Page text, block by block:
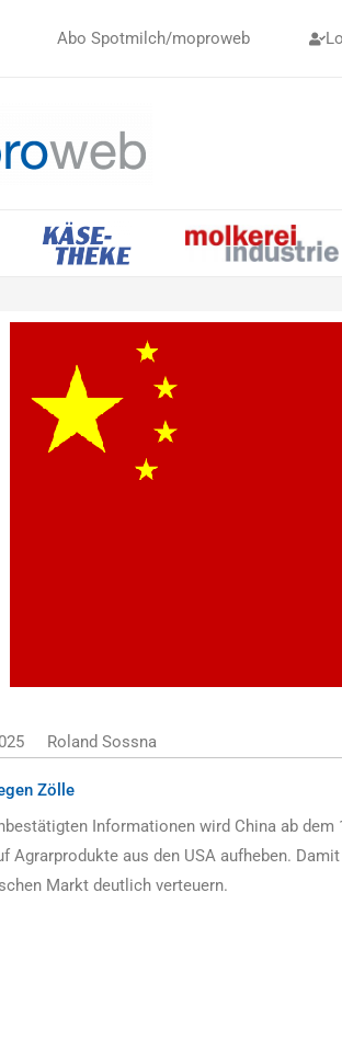
Abo Spotmilch/moproweb
Roland Sossna
Zölle
Informationen wird China ab dem
Agrarprodukte aus den USA aufheben.
Markt deutlich verteuern.